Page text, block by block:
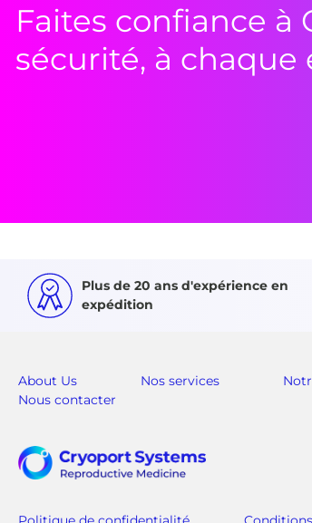
Faites confiance à
sécurité, à chaque
Plus de 20 ans d'expérience en
expédition
About Us Nos services
Nous contacter